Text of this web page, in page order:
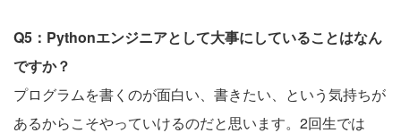
Q5：Pythonエンジニアとして大事にしていることはなん
ですか？
プログラムを書くのが面白い、書きたい、という気持ちが
あるからこそやっていけるのだと思います。2回生では